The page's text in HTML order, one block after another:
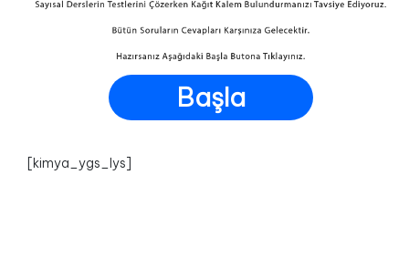
Başla
[kimya_ygs_lys]